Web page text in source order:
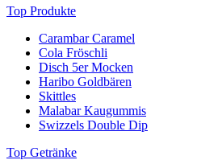
Top Produkte
Carambar Caramel
Cola Fröschli
Disch 5er Mocken
Haribo Goldbären
Skittles
Malabar Kaugummis
Swizzels Double Dip
Top Getränke